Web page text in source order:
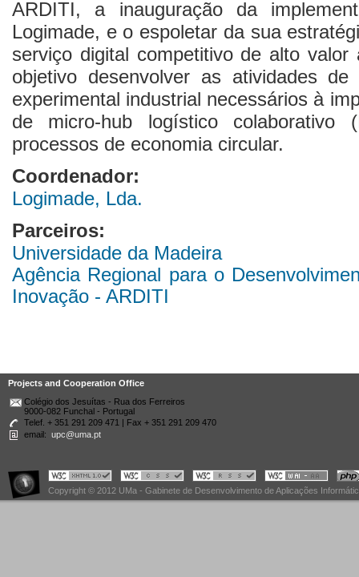
ARDITI, a inauguração da
Logimade, e o espoletar da sua
serviço digital competitivo de alto
objetivo desenvolver as atividades de
experimental industrial necessários à
de micro-hub logístico colaborativo
processos de economia circular.
Coordenador:
Logimade, Lda.
Parceiros:
Universidade da Madeira
Agência Regional para o
Inovação - ARDITI
Projects and Cooperation Office
Colégio dos Jesuítas - Rua dos Ferreiros
9000-082 Funchal - Portugal
Telef. + 351 291 209 471 | Fax + 351 291 209 470
email: upc@uma.pt
Copyright © 2012 UMa - Gabinete de Desenvolvimento de Aplicações